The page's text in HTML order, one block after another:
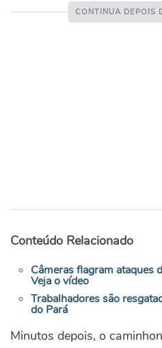
Conteúdo Relacionado
Câmeras flagram ataques
Veja o vídeo
Trabalhadores são
do Pará
Minutos depois, o